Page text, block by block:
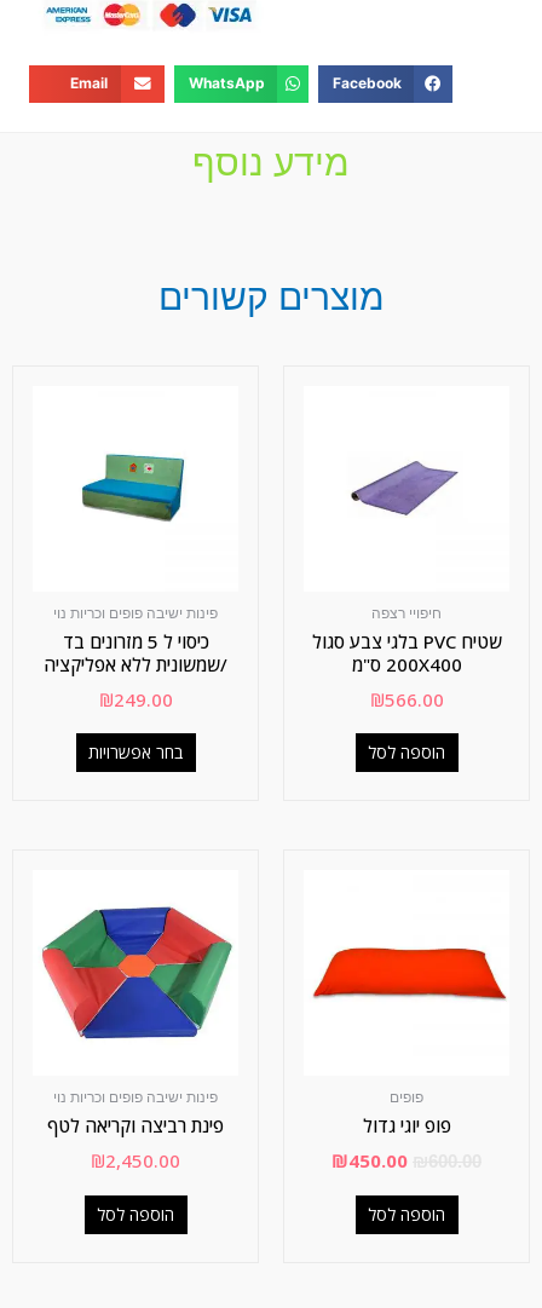
Facebook
WhatsApp
Email
מידע נוסף
מוצרים קשורים
חיפויי רצפה
שטיח PVC בלגי צבע סגול
200X400 ס"מ
₪566.00
הוספה לסל
פופים
פופ יוגי גדול
₪450.00
הוספה לסל
פינות ישיבה פופים וכריות נוי
פינת רביצה וקריאה לטף
₪2,450.00
הוספה לסל
פינות ישיבה פופים וכריות נוי
כיסוי ל 5 מזרונים בד
/שמשונית ללא אפליקציה
₪249.00
בחר אפשרויות